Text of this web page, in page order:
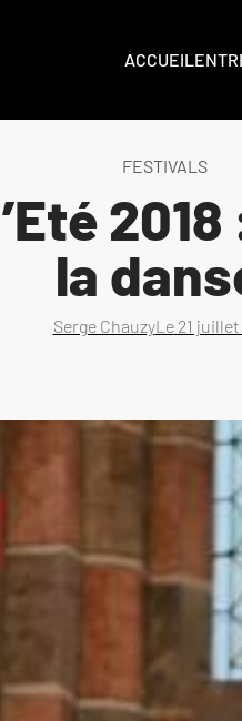
ACCUEIL
FESTIVALS
la
Serge ChauzyLe 21 juillet